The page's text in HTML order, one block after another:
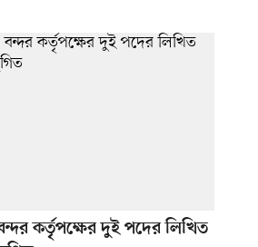
বন্দর কর্তৃপক্ষের দুই পদের লিখিত